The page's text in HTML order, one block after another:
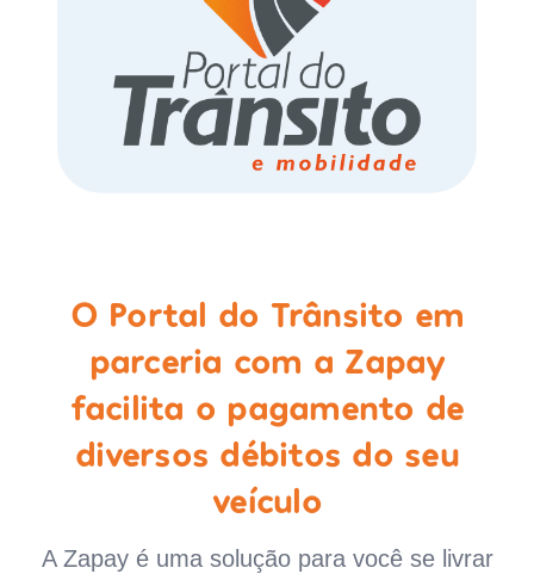
O Portal do Trânsito em
parceria com a Zapay
facilita o pagamento de
diversos débitos do seu
veículo
A Zapay é uma solução para você se livrar